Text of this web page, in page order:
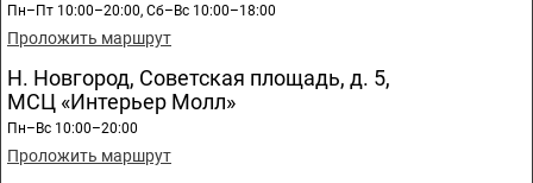
Пн–Пт 10:00–20:00, Сб–Вс 10:00–18:00
Проложить маршрут
Н. Новгород, Советская площадь, д. 5,
МСЦ «Интерьер Молл»
Пн–Вс 10:00–20:00
Проложить маршрут